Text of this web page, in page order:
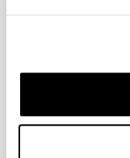
solicitudes finaliza
Plazo de
16/12/2022- Se ha